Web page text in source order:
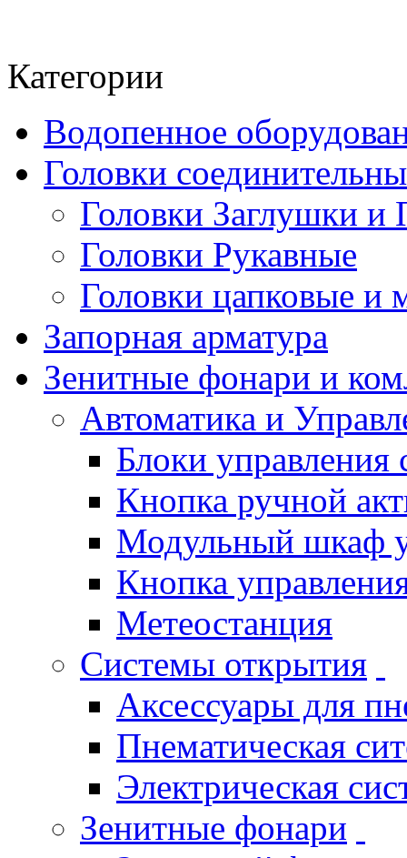
Категории
Водопенное
Головки
Головки Заглушки и
Головки Рукавные
Головки цапковые и
Запорная арматура
Зенитные фонари и
Автоматика и
Блоки
Кнопка ручной
Модульный шкаф
Кнопка
Метеостанция
Системы открытия
Аксессуары для
Пнематическая
Электрическая
Зенитные фонари